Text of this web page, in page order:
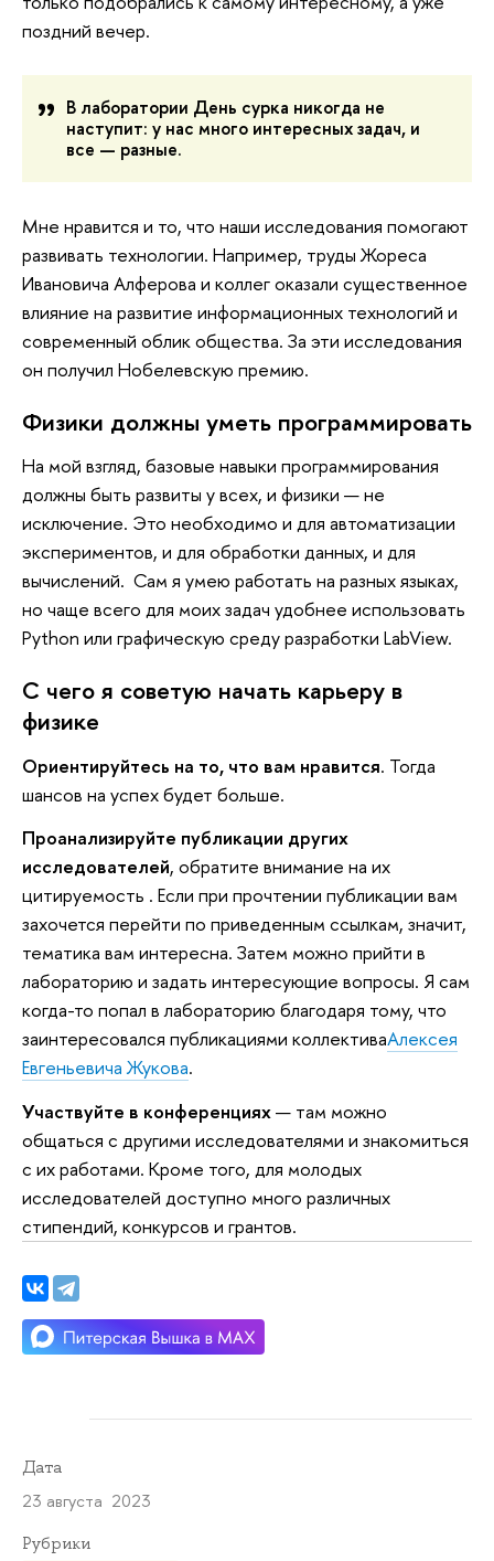
поздний вечер.
В лаборатории День сурка никогда не
наступит: у нас много интересных задач, и
все — разные.
Мне нравится и то, что наши исследования помогают
развивать технологии. Например, труды Жореса
Ивановича Алферова и коллег оказали существенное
влияние на развитие информационных технологий и
современный облик общества. За эти исследования
он получил Нобелевскую премию.
Физики должны уметь программировать
На мой взгляд, базовые навыки программирования
должны быть развиты у всех, и физики — не
исключение. Это необходимо и для автоматизации
экспериментов, и для обработки данных, и для
вычислений. Сам я умею работать на разных языках,
но чаще всего для моих задач удобнее использовать
Python или графическую среду разработки LabView.
С чего я советую начать карьеру в
физике
Ориентируйтесь на то, что вам нравится. Тогда
шансов на успех будет больше.
Проанализируйте публикации других
исследователей, обратите внимание на их
цитируемость . Если при прочтении публикации вам
захочется перейти по приведенным ссылкам, значит,
тематика вам интересна. Затем можно прийти в
лабораторию и задать интересующие вопросы. Я сам
когда-то попал в лабораторию благодаря тому, что
заинтересовался публикациями коллективаАлексея
Евгеньевича Жукова.
Участвуйте в конференциях— там можно
общаться с другими исследователями и знакомиться
с их работами. Кроме того, для молодых
исследователей доступно много различных
стипендий, конкурсов и грантов.
Дата
23 августа 2023
Рубрики